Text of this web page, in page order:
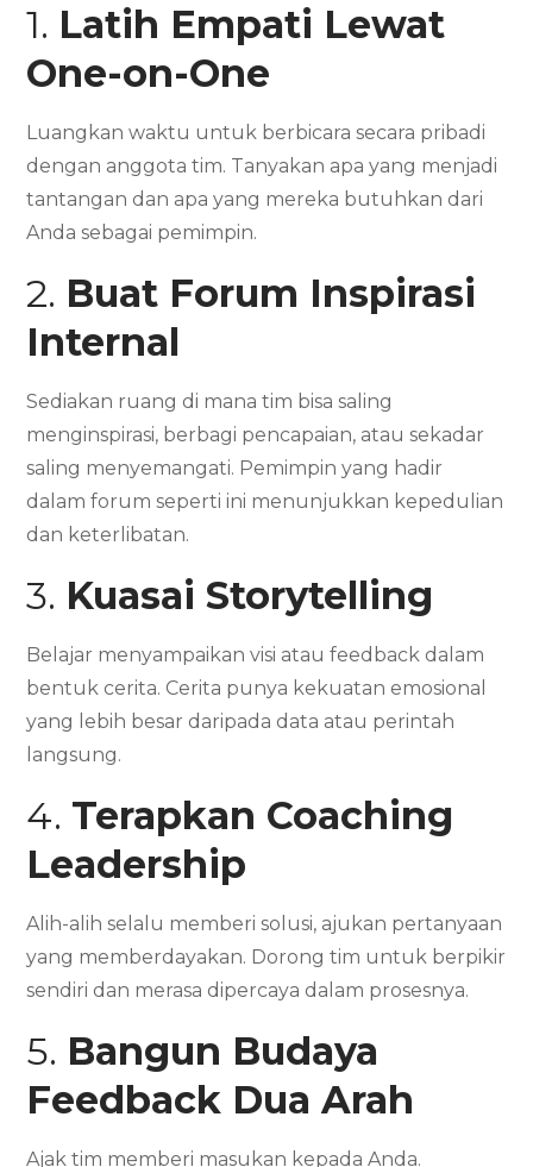
1. Latih Empati Lewat
One-on-One
Luangkan waktu untuk berbicara secara pribadi
dengan anggota tim. Tanyakan apa yang menjadi
tantangan dan apa yang mereka butuhkan dari
Anda sebagai pemimpin.
2. Buat Forum Inspirasi
Internal
Sediakan ruang di mana tim bisa saling
menginspirasi, berbagi pencapaian, atau sekadar
saling menyemangati. Pemimpin yang hadir
dalam forum seperti ini menunjukkan kepedulian
dan keterlibatan.
3. Kuasai Storytelling
Belajar menyampaikan visi atau feedback dalam
bentuk cerita. Cerita punya kekuatan emosional
yang lebih besar daripada data atau perintah
langsung.
4. Terapkan Coaching
Leadership
Alih-alih selalu memberi solusi, ajukan pertanyaan
yang memberdayakan. Dorong tim untuk berpikir
sendiri dan merasa dipercaya dalam prosesnya.
5. Bangun Budaya
Feedback Dua Arah
Ajak tim memberi masukan kepada Anda.